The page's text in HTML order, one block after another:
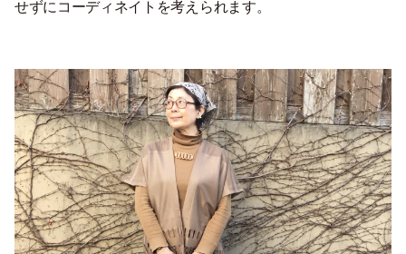
せずにコーディネイトを考えられます。